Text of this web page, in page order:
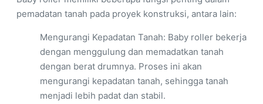
pemadatan tanah pada proyek konstruksi, antara lain:
Mengurangi Kepadatan Tanah: Baby roller bekerja
dengan menggulung dan memadatkan tanah
dengan berat drumnya. Proses ini akan
mengurangi kepadatan tanah, sehingga tanah
menjadi lebih padat dan stabil.